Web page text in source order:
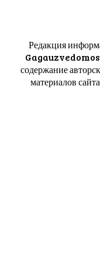
Редакция
содержание
материалов